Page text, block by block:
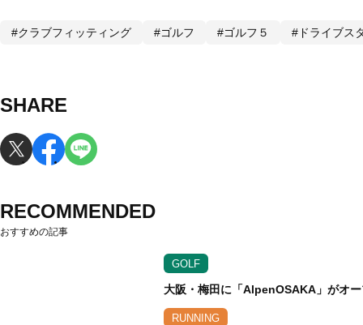
#クラブフィッティング #ゴルフ #ゴルフ５ #ドライブス
SHARE
RECOMMENDED
おすすめの記事
GOLF
大阪・梅田に「AlpenOSAKA」がオ
RUNNING